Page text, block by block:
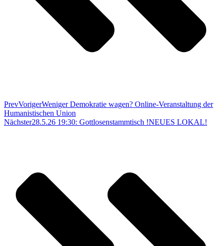
PrevVorigerWeniger Demokratie wagen? Online-Veranstaltung der
Humanistischen Union
Nächster28.5.26 19:30: Gottlosenstammtisch !NEUES LOKAL!